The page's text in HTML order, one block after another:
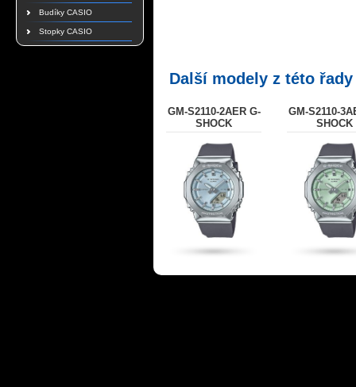
Budíky CASIO
Stopky CASIO
Další modely z této řady
GM-S2110-2AER G-
SHOCK
GM-S2110-
SHOCK